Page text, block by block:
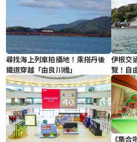
尋找海上列車拍攝地！乘搭丹後
鐵道穿越「由良川橋」
伊根交
覽！自
《集